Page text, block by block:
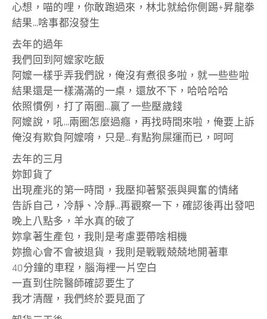
心想，喵的哩，你敢跑過來，林北就給你側踢+昇龍拳
結果…啥事都沒發生
去年的過年
我們回到阿嬤家吃飯
阿嬤一樣乎弄我們說，俺沒有煮很多啦，就一些些啦
結果還是一樣滿滿的一桌，還放不下，哈哈哈哈
依照慣例，打了兩圈…贏了一些壓歲錢
阿嬤說，吼…兩圈怎麼過癮，再找時間來啦，俺要上訴
俺沒有欺負阿嬤唷，只是…有點狗屎運而已，呵呵
去年的三月
妳卸貨了
出現產兆的第一時間，我壓抑著緊張與興奮的情緒
告訴自己，冷靜、冷靜…再觀察一下，確認後再出發吧
晚上八點多，羊水真的破了
妳拿著生產包，我則是考慮要帶啥相機
妳擔心會不會被退貨，我則是戰戰兢兢地開著車
40分鐘的車程，腦海裡一片空白
一直到住院醫師確認要生了
我才清醒，我們終於要見面了